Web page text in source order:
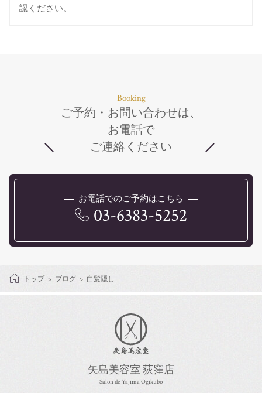
認ください。
Booking
ご予約・お問い合わせは、
お電話で
ご連絡ください
お電話でのご予約はこちら
03-6383-5252
トップ ブログ 白髪隠し
矢島美容室 荻窪店
Salon de Yajima Ogikubo